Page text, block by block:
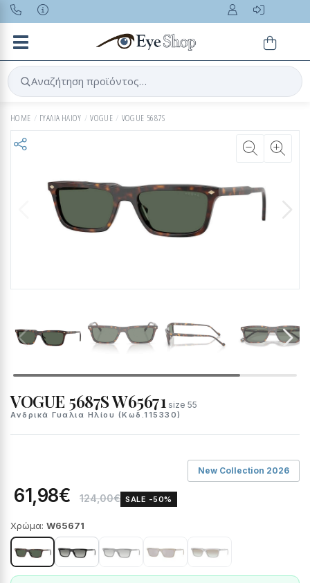
Toggle navigation
HOME ΓΥΑΛΙΑ ΗΛΙΟΥ VOGUE VOGUE 5687S
VOGUE 5687S W65671 size 55
Ανδρικά Γυαλια Ηλίου (Κωδ.115330)
New Collection 2026
124,00€
61,98€ SALE -50%
Χρώμα: W65671
Αναζήτηση προϊόντος…